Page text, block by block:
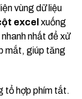
vùng dữ liệu
excel xuống
nhất để xử
mắt, giúp tăng
tổ hợp phím tắt.